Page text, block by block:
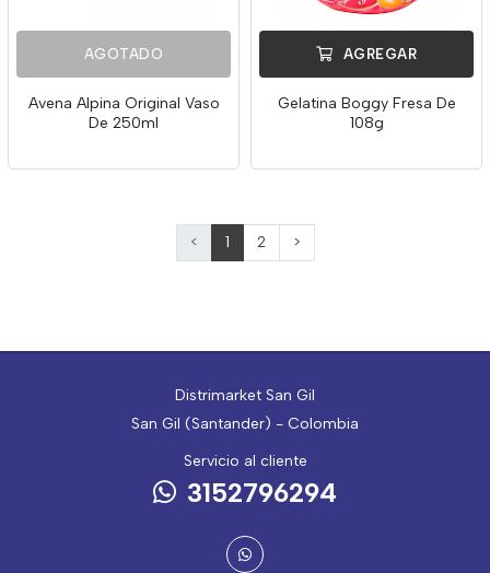
AGOTADO
Avena Alpina Original Vaso
De 250ml
AGREGAR
Gelatina Boggy Fresa De
108g
< 1 2 >
Distrimarket San Gil
San Gil (Santander) - Colombia
Servicio al cliente
3152796294